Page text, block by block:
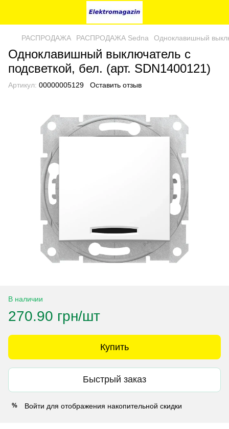
РАСПРОДАЖА РАСПРОДАЖА Sedna Одноклавишный
Одноклавишный выключатель с
подсветкой, бел. (арт. SDN1400121)
Артикул: 00000005129 Оставить отзыв
В наличии
270.90 грн/шт
Купить
Быстрый заказ
% Войти для отображения накопительной скидки